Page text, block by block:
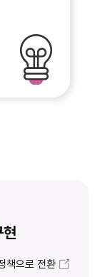
현
책으로 전환